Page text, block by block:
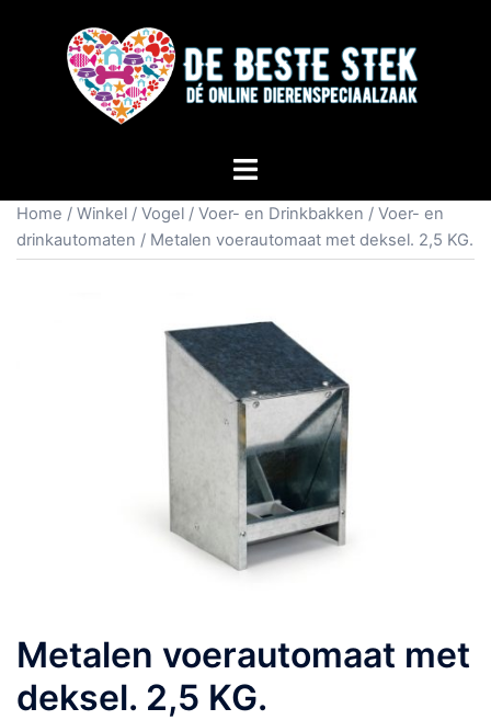
Home / Winkel / Vogel / Voer- en Drinkbakken / Voer- en
drinkautomaten / Metalen voerautomaat met deksel. 2,5 KG.
Metalen voerautomaat met
deksel. 2,5 KG.